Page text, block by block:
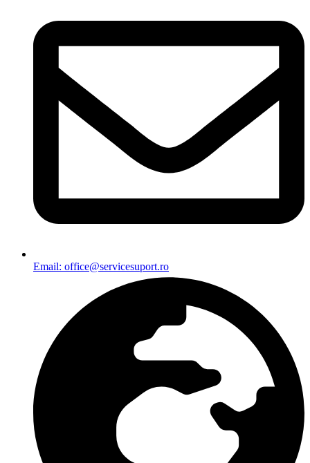
Email: office@servicesuport.ro